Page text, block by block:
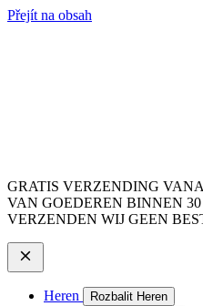
Přejít na obsah
GRATIS VERZENDING
VAN GOEDEREN BINNEN
VERZENDEN WIJ GEEN
Heren Rozbalit Heren